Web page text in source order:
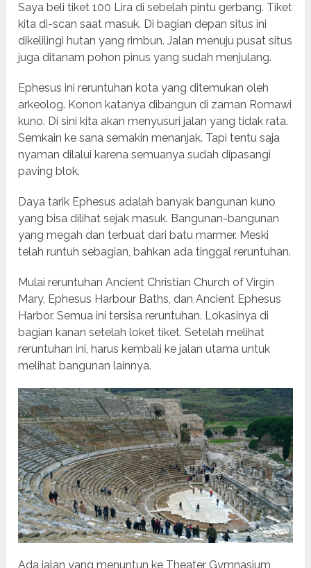
Saya beli tiket 100 Lira di sebelah pintu gerbang. Tiket
kita di-scan saat masuk. Di bagian depan situs ini
dikelilingi hutan yang rimbun. Jalan menuju pusat situs
juga ditanam pohon pinus yang sudah menjulang.
Ephesus ini reruntuhan kota yang ditemukan oleh
arkeolog. Konon katanya dibangun di zaman Romawi
kuno. Di sini kita akan menyusuri jalan yang tidak rata.
Semkain ke sana semakin menanjak. Tapi tentu saja
nyaman dilalui karena semuanya sudah dipasangi
paving blok.
Daya tarik Ephesus adalah banyak bangunan kuno
yang bisa dilihat sejak masuk. Bangunan-bangunan
yang megah dan terbuat dari batu marmer. Meski
telah runtuh sebagian, bahkan ada tinggal reruntuhan.
Mulai reruntuhan Ancient Christian Church of Virgin
Mary, Ephesus Harbour Baths, dan Ancient Ephesus
Harbor. Semua ini tersisa reruntuhan. Lokasinya di
bagian kanan setelah loket tiket. Setelah melihat
reruntuhan ini, harus kembali ke jalan utama untuk
melihat bangunan lainnya.
Ada jalan yang menuntun ke Theater Gymnasium,